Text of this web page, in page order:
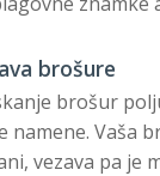
brošure
brošur
namene. Vaša
vezava pa je